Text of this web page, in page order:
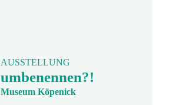
AUSSTELLUNG
umbenennen?!
Museum Köpenick